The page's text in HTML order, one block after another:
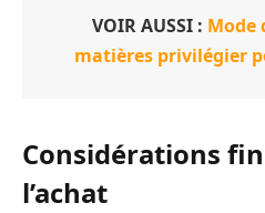
VOIR AUSSI : Mode
matières privilégier
Considérations
l’achat